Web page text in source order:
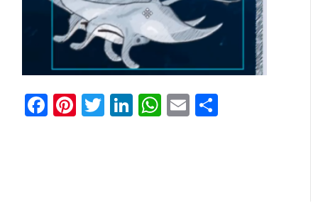
Facebook
Pinterest
Twitter
LinkedIn
WhatsApp
Email